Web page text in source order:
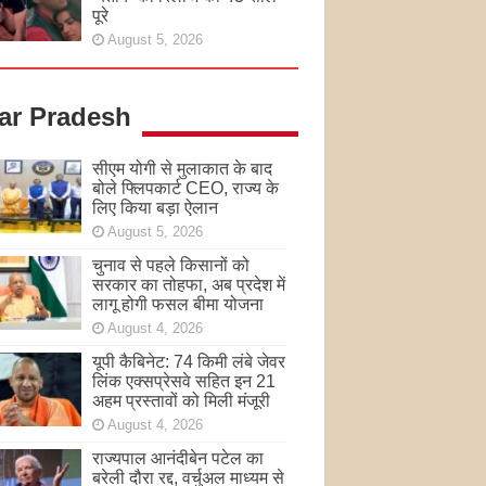
पूरे
August 5, 2026
Pradesh
सीएम योगी से मुलाकात के बाद
बोले फ्लिपकार्ट CEO, राज्य के
लिए किया बड़ा ऐलान
August 5, 2026
चुनाव से पहले किसानों को
सरकार का तोहफा, अब प्रदेश में
लागू होगी फसल बीमा योजना
August 4, 2026
यूपी कैबिनेट: 74 किमी लंबे जेवर
लिंक एक्सप्रेसवे सहित इन 21
अहम प्रस्तावों को मिली मंजूरी
August 4, 2026
राज्यपाल आनंदीबेन पटेल का
बरेली दौरा रद्द, वर्चुअल माध्यम से